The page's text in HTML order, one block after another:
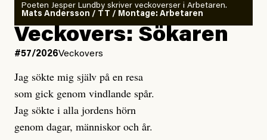
Kuhn och Sassarinis-McGowan hävdar att
Dagens ETC arbetar med ”opålitliga källor” för att
klickbete är inte intressant för Dagens ETC.
Journalistiken är låst. En klatschig men korrekt rubrik
gör förhoppningsvis att en nyfiken beställer
prenumeration, men den avslutas sekunder senare om
Poeten Jesper Lundby skriver veckoverser i Arbetaren.
Mats Andersson / TT / Montage: Arbetaren
Veckovers: Sökaren
#57/2026Veckovers
Jag sökte mig själv på en resa
som gick genom vindlande spår.
Jag sökte i alla jordens hörn
genom dagar, människor och år.